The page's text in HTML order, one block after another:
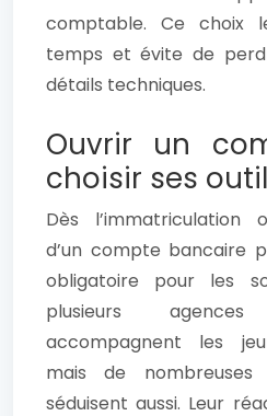
comptable. Ce choix
temps et évite de
détails techniques.
Ouvrir un
choisir ses
Dès l’immatriculation
d’un compte bancaire
obligatoire pour les
plusieurs
accompagnent les
mais de
séduisent aussi. Leur